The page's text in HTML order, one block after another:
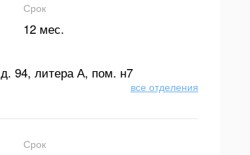
Срок
12 мес.
94, литера А, пом. н7
все отделения
Срок